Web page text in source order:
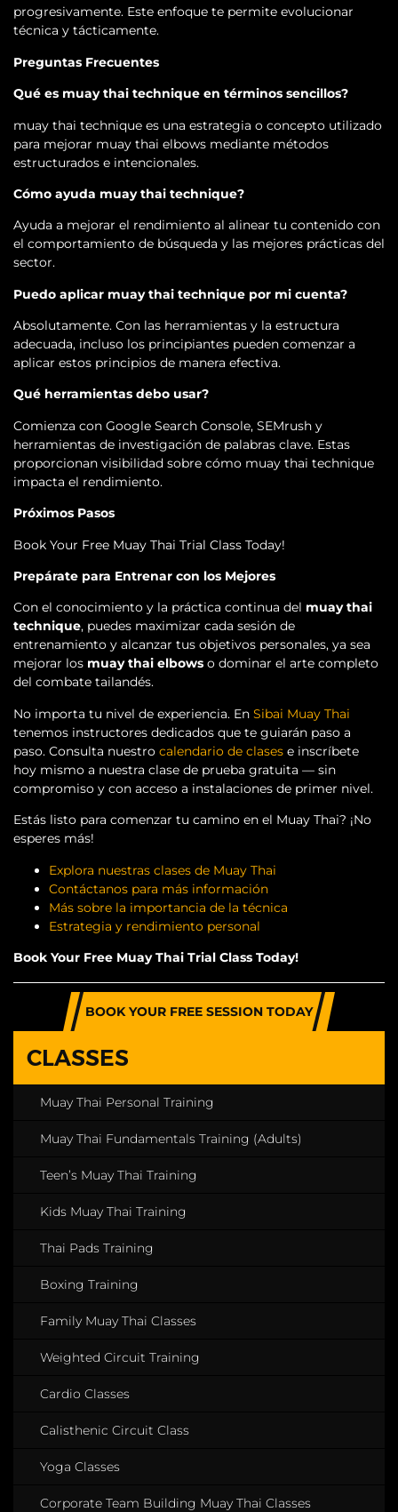
progresivamente. Este enfoque te permite evolucionar
técnica y tácticamente.
Preguntas Frecuentes
Qué es muay thai technique en términos sencillos?
muay thai technique es una estrategia o concepto utilizado
para mejorar muay thai elbows mediante métodos
estructurados e intencionales.
Cómo ayuda muay thai technique?
Ayuda a mejorar el rendimiento al alinear tu contenido con
el comportamiento de búsqueda y las mejores prácticas del
sector.
Puedo aplicar muay thai technique por mi cuenta?
Absolutamente. Con las herramientas y la estructura
adecuada, incluso los principiantes pueden comenzar a
aplicar estos principios de manera efectiva.
Qué herramientas debo usar?
Comienza con Google Search Console, SEMrush y
herramientas de investigación de palabras clave. Estas
proporcionan visibilidad sobre cómo muay thai technique
impacta el rendimiento.
Próximos Pasos
Book Your Free Muay Thai Trial Class Today!
Prepárate para Entrenar con los Mejores
Con el conocimiento y la práctica continua del muay thai
technique, puedes maximizar cada sesión de
entrenamiento y alcanzar tus objetivos personales, ya sea
mejorar los muay thai elbows o dominar el arte completo
del combate tailandés.
No importa tu nivel de experiencia. En Sibai Muay Thai
tenemos instructores dedicados que te guiarán paso a
paso. Consulta nuestro calendario de clases e inscríbete
hoy mismo a nuestra clase de prueba gratuita — sin
compromiso y con acceso a instalaciones de primer nivel.
Estás listo para comenzar tu camino en el Muay Thai? ¡No
esperes más!
Explora nuestras clases de Muay Thai
Contáctanos para más información
Más sobre la importancia de la técnica
Estrategia y rendimiento personal
Book Your Free Muay Thai Trial Class Today!
BOOK YOUR FREE SESSION TODAY
CLASSES
Muay Thai Personal Training
Muay Thai Fundamentals Training (Adults)
Teen’s Muay Thai Training
Kids Muay Thai Training
Thai Pads Training
Boxing Training
Family Muay Thai Classes
Weighted Circuit Training
Cardio Classes
Calisthenic Circuit Class
Yoga Classes
Corporate Team Building Muay Thai Classes